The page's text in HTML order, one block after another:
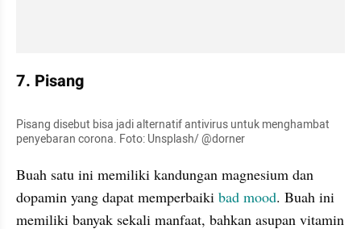
7. Pisang
Pisang disebut bisa jadi alternatif antivirus untuk menghambat
penyebaran corona. Foto: Unsplash/ @dorner
Buah satu ini memiliki kandungan magnesium dan
dopamin yang dapat memperbaiki bad mood. Buah ini
memiliki banyak sekali manfaat, bahkan asupan vitamin